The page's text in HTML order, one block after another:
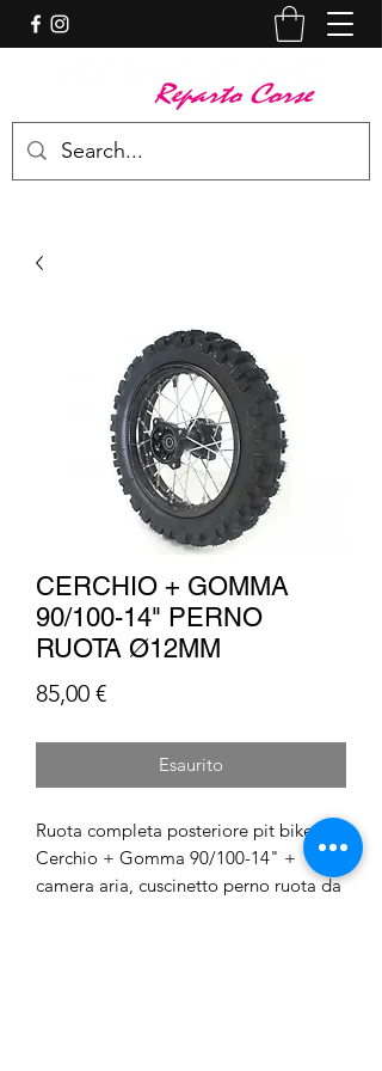
CERCHIO + GOMMA
90/100-14" PERNO
RUOTA Ø12MM
85,00 €Prezzo
Esaurito
Ruota completa posteriore pit bike.
Cerchio + Gomma 90/100-14" +
camera aria, cuscinetto perno ruota da